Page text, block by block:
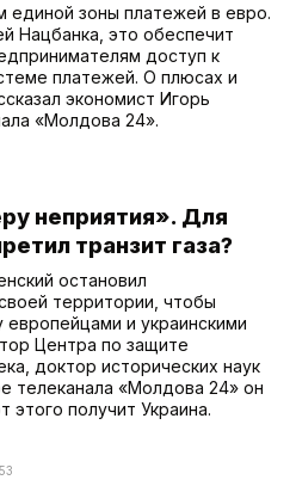
единой зоны платежей в евро.
Нацбанка, это обеспечит
доступ к
платежей. О плюсах и
экономист Игорь
«Молдова 24».
неприятия». Для
транзит газа?
остановил
территории, чтобы
и украинскими
Центра по защите
доктор исторических наук
телеканала «Молдова 24» он
этого получит Украина.